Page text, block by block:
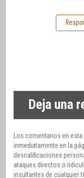
Deja una
Los comentarios en
inmediatamente en la
descalificaciones
ataques directos o
insultantes de cualquier